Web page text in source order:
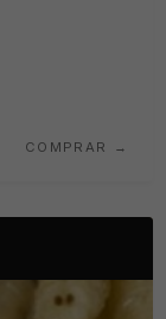
COMPRAR